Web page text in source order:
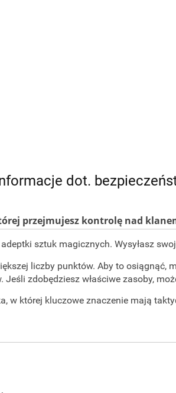
dot.
przejmujesz kontrolę nad
sztuk magicznych. Wysyłasz
liczby punktów. Aby to osiągnąć,
zdobędziesz właściwe zasoby,
w której kluczowe znaczenie mają